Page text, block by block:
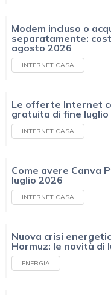
Modem incluso o
separatamente:
agosto 2026
INTERNET CASA
Le offerte Internet
gratuita di fine luglio
INTERNET CASA
Come avere Canva
luglio 2026
INTERNET CASA
Nuova crisi
Hormuz: le novità di
ENERGIA